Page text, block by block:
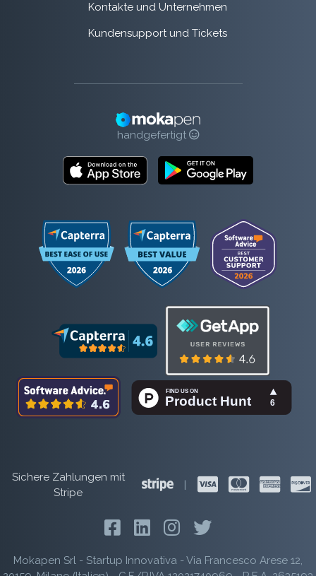
Kontakte und Unternehmen
Kundensupport und Tickets
handgefertigt
Sichere Zahlungen mit
Stripe
|
Mokapen Srl - Startup Innovativa - Via Francesco Arese 12,